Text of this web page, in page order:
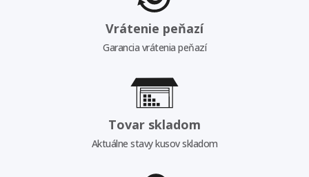
Vrátenie peňazí
Garancia vrátenia peňazí
Tovar skladom
Aktuálne stavy kusov skladom